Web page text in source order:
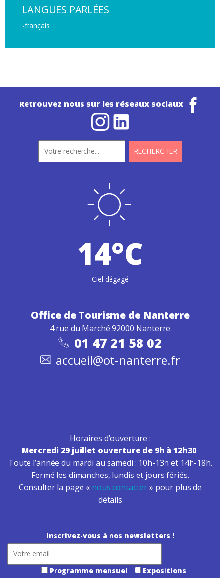
LANGUES PARLÉES
-français
Retrouvez nous sur les réseaux sociaux
14°C
Ciel dégagé
Office de Tourisme de Nanterre
4 rue du Marché 92000 Nanterre
01 47 21 58 02
accueil@ot-nanterre.fr
Horaires d’ouverture :
Mercredi 29 juillet ouverture de 9h à 12h30
Toute l’année du mardi au samedi : 10h-13h et 14h-18h.
Fermé les dimanches, lundis et jours fériés.
Consulter la page « nous contacter» pour plus de
détails
Inscrivez-vous à nos newsletters !
Programme mensuel
Expositions